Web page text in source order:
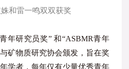
和雷一鸣双双获奖
年研究员奖” 和“ASBMR青年
矿物质研究协会颁发，旨在奖
学者，每年仅有少量优秀青年